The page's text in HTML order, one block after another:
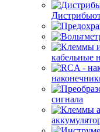
кабельные
сигнала